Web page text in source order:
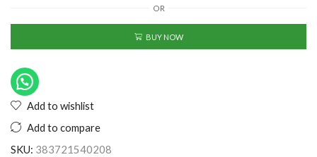
OR
BUY NOW
Add to wishlist
Add to compare
SKU: 383721540208